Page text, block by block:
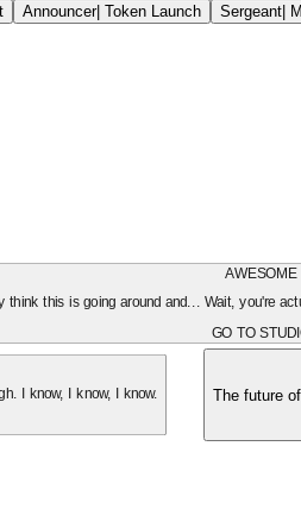
Announcer| Token Launch Sergeant|
AWESOME
this is going around and... Wait, you're
GO TO
I know, I know, I know.
The future